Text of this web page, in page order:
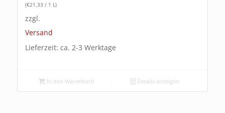
(€21,33 / 1 L)
zzgl.
Versand
Lieferzeit: ca. 2-3 Werktage
In den Warenkorb Details anzeigen